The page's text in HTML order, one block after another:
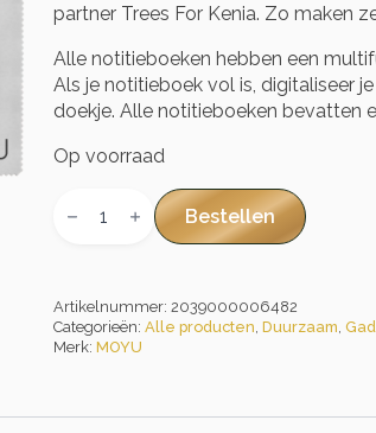
partner Trees For Kenia. Zo maken
Alle notitieboeken hebben een
Als je notitieboek vol is, digitaliseer
doekje. Alle notitieboeken bevatten
Op voorraad
Pocketsize
Bestellen
Artikelnummer:2039000006482
Categorieën:Alle producten,Duurzaam,
Merk:MOYU